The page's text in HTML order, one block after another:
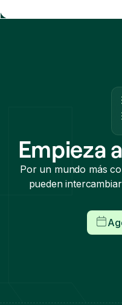
Empieza
Por un mundo más
pueden